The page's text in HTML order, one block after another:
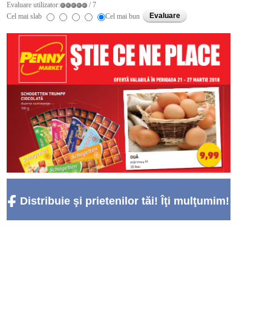
Evaluare utilizator:
/ 7
Cel mai slab
Cel mai bun
Distribuie şi prietenilor tăi! Îţi mulţumim!